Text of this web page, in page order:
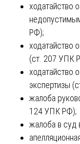
ходатайство
РФ);
ходатайство
(ст. 207 УПК
ходатайство
экспертизы
жалоба
124 УПК РФ);
жалоба в суд